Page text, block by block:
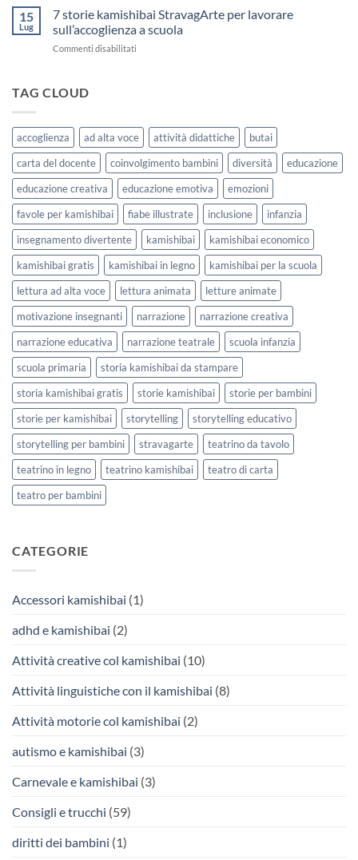
sceglierle
Kamishibai
sull’Accoglienza:
Settembre
2026
15
Lug
7 storie kamishibai StravagArte per lavorare
sull’accoglienza a scuola
Commenti disabilitati
lavorare
sull’accoglienza
a
scuola
TAG CLOUD
accoglienza ad alta voce attività didattiche
butai
carta del docente
coinvolgimento bambini diversità
educazione
educazione creativa
educazione emotiva
emozioni
favole per kamishibai
fiabe illustrate inclusione
infanzia
insegnamento divertente
kamishibai
kamishibai economico
kamishibai gratis
kamishibai in legno
kamishibai per la scuola
lettura ad alta voce
lettura animata
letture animate
motivazione insegnanti
narrazione
narrazione creativa
narrazione educativa
narrazione teatrale
scuola infanzia
scuola primaria
storia kamishibai da stampare
storia kamishibai gratis
storie kamishibai
storie per bambini
storie per kamishibai
storytelling
storytelling educativo
storytelling per bambini
stravagarte
teatrino da tavolo
teatrino in legno
teatrino kamishibai
teatro di carta
teatro per bambini
CATEGORIE
Accessori kamishibai (1)
adhd e kamishibai (2)
Attività creative col kamishibai (10)
Attività linguistiche con il kamishibai (8)
Attività motorie col kamishibai (2)
autismo e kamishibai (3)
Carnevale e kamishibai (3)
Consigli e trucchi (59)
diritti dei bambini (1)